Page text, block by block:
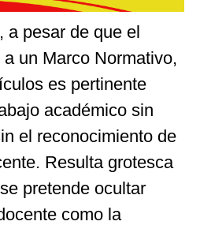
a pesar de que el
un Marco Normativo,
es pertinente
académico sin
el reconocimiento de
Resulta grotesca
pretende ocultar
como la